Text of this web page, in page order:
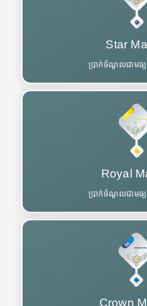
Star
ប្រាក់ចំណូលជាមធ្
Royal
ប្រាក់ចំណូលជាមធ្
Crown